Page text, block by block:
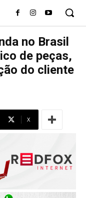
no Brasil
de peças,
do cliente
X